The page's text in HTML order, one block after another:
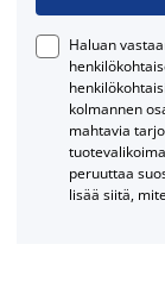
Haluan
kolmannen
mahtavia
peruuttaa
lisää siitä,